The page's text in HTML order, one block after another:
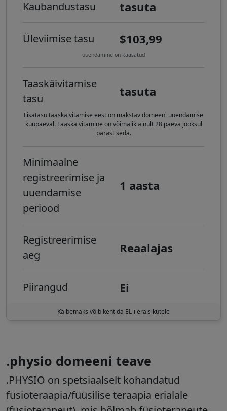
Kaubandustasu tasuta
Üleviimise tasu $103,99
uuendamine on kaasatud
Taaskäivitamise
tasu
tasuta
Lisatasu taaskäivitamise eest on makstav domeeni uuendamise
kuupäeval. Taaskäivitamine on võimalik ainult 28 päeva jooksul
pärast seda.
Minimaalne
registreerimise ja
uuendamise
periood
1 aasta
Registreerimise
aeg
Reaalajas
Piirangud Ei
Käibemaks võib kehtida EL-i eraisikutele
.physio domeeni teave
.PHYSIO on spetsiaalselt kohandatud
füsioteraapia/füüsilise teraapia erialale